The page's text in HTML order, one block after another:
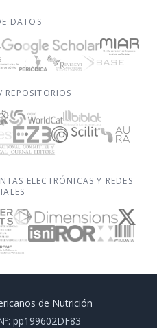
DATOS
REPOSITORIOS
ELECTRÓNICAS Y REDES
de Nutrición
pp199602DF83